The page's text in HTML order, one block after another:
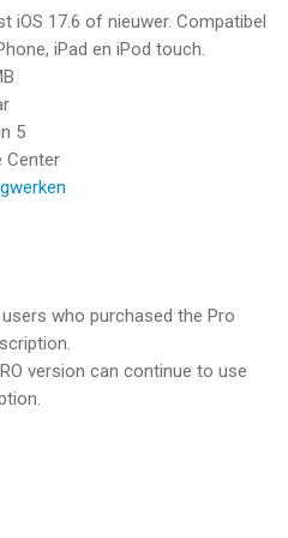
truffle, etc.
iOS 17.6 of nieuwer. Compatibel
iPad en iPod touch.
5
Center
who purchased the Pro
version can continue to use
sighting.
— share a bit about you.